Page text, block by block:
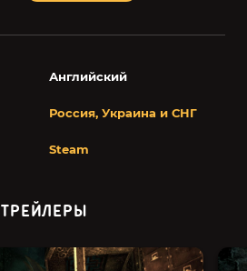
Английский
Россия, Украина и СНГ
Steam
ТРЕЙЛЕРЫ